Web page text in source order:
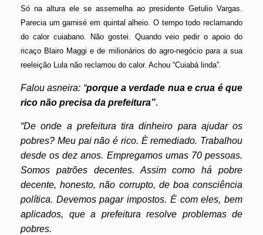
Só na altura ele se assemelha ao presidente Getulio Vargas.
Parecia um garnisé em quintal alheio. O tempo todo reclamando
do calor cuiabano. Não gostei. Quando veio pedir o apoio do
ricaço Blairo Maggi e de milionários do agro-negócio para a sua
reeleição Lula não reclamou do calor. Achou “Cuiabá linda”.
Falou asneira: “porque a verdade nua e crua é que
rico não precisa da prefeitura”.
“De onde a prefeitura tira dinheiro para ajudar os
pobres? Meu pai não é rico. È remediado. Trabalhou
desde os dez anos. Empregamos umas 70 pessoas.
Somos patrões decentes. Assim como há pobre
decente, honesto, não corrupto, de boa consciência
política. Devemos pagar impostos. È com eles, bem
aplicados, que a prefeitura resolve problemas de
pobres.